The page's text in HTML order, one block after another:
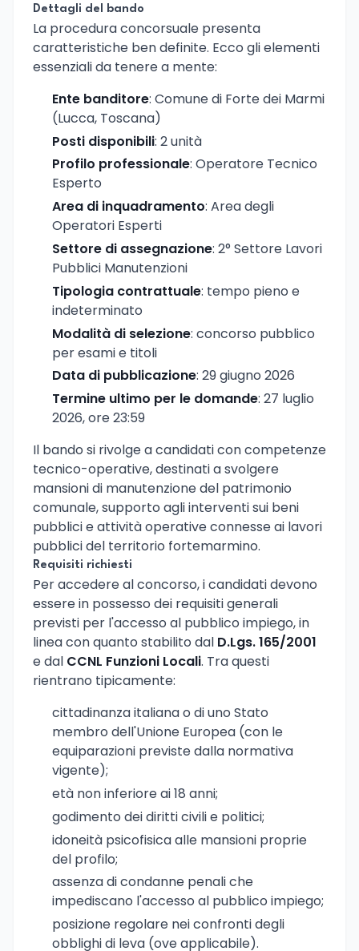
Dettagli del bando
La procedura concorsuale presenta
caratteristiche ben definite. Ecco gli elementi
essenziali da tenere a mente:
Ente banditore: Comune di Forte dei Marmi
(Lucca, Toscana)
Posti disponibili: 2 unità
Profilo professionale: Operatore Tecnico
Esperto
Area di inquadramento: Area degli
Operatori Esperti
Settore di assegnazione: 2° Settore Lavori
Pubblici Manutenzioni
Tipologia contrattuale: tempo pieno e
indeterminato
Modalità di selezione: concorso pubblico
per esami e titoli
Data di pubblicazione: 29 giugno 2026
Termine ultimo per le domande: 27 luglio
2026, ore 23:59
Il bando si rivolge a candidati con competenze
tecnico-operative, destinati a svolgere
mansioni di manutenzione del patrimonio
comunale, supporto agli interventi sui beni
pubblici e attività operative connesse ai lavori
pubblici del territorio fortemarmino.
Requisiti richiesti
Per accedere al concorso, i candidati devono
essere in possesso dei requisiti generali
previsti per l'accesso al pubblico impiego, in
linea con quanto stabilito dal D.Lgs. 165/2001
e dal CCNL Funzioni Locali. Tra questi
rientrano tipicamente:
cittadinanza italiana o di uno Stato
membro dell'Unione Europea (con le
equiparazioni previste dalla normativa
vigente);
età non inferiore ai 18 anni;
godimento dei diritti civili e politici;
idoneità psicofisica alle mansioni proprie
del profilo;
assenza di condanne penali che
impediscano l'accesso al pubblico impiego;
posizione regolare nei confronti degli
obblighi di leva (ove applicabile).